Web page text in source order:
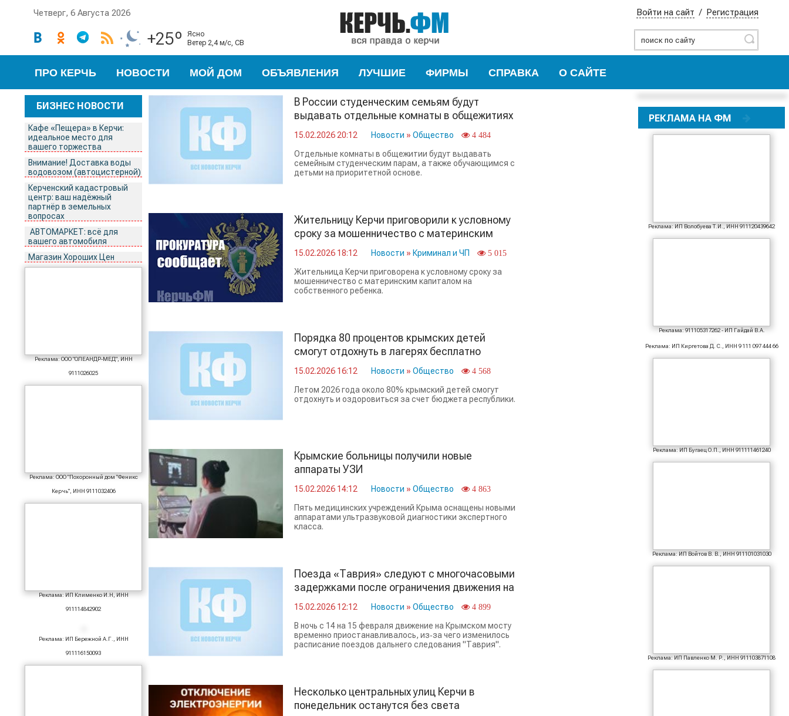
Четверг, 6 Августа 2026
Найти
Войти на сайт / Регистрация
+25º
ясно
ветер 2,4 м/с, СВ
ПРО КЕРЧЬ НОВОСТИ МОЙ ДОМ ОБЪЯВЛЕНИЯ ЛУЧШИЕ ФИРМЫ СПРАВКА О САЙТЕ
БИЗНЕС НОВОСТИ
Кафе «Пещера» в Керчи:
идеальное место для
вашего торжества
Внимание! Доставка воды
водовозом (автоцистерной)
Керченский кадастровый
центр: ваш надёжный
партнёр в земельных
вопросах
АВТОМАРКЕТ: всё для
вашего автомобиля
Магазин Хороших Цен
Реклама: ООО "ОЛЕАНДР-МЕД", ИНН
9111026025
Реклама: ООО "Похоронный дом "Феникс
Керчь", ИНН 9111032406
Реклама: ИП Клименко И.Н, ИНН
911114842902
Реклама: ИП Бережной А.Г., ИНН
911116150093
В России студенческим семьям будут
выдавать отдельные комнаты в общежитиях
15.02.2026 20:12 Новости » Общество 4 484
Отдельные комнаты в общежитии будут выдавать
семейным студенческим парам, а также обучающимся с
детьми на приоритетной основе.
Жительницу Керчи приговорили к условному
сроку за мошенничество с материнским
капиталом
15.02.2026 18:12 Новости » Криминал и ЧП 5 015
Жительница Керчи приговорена к условному сроку за
мошенничество с материнским капиталом на
собственного ребенка.
Порядка 80 процентов крымских детей
смогут отдохнуть в лагерях бесплатно
15.02.2026 16:12 Новости » Общество 4 568
Летом 2026 года около 80% крымский детей смогут
отдохнуть и оздоровиться за счет бюджета республики.
Крымские больницы получили новые
аппараты УЗИ
15.02.2026 14:12 Новости » Общество 4 863
Пять медицинских учреждений Крыма оснащены новыми
аппаратами ультразвуковой диагностики экспертного
класса.
Поезда «Таврия» следуют с многочасовыми
задержками после ограничения движения на
Крымском мосту
15.02.2026 12:12 Новости » Общество 4 899
В ночь с 14 на 15 февраля движение на Крымском мосту
временно приостанавливалось, из‑за чего изменилось
расписание поездов дальнего следования "Таврия".
Несколько центральных улиц Керчи в
понедельник останутся без света
РЕКЛАМА НА ФМ
Реклама: ИП Волобуева Т.И., ИНН 911120439642
Реклама: 911105317262 - ИП Гайдай В.А.
Реклама: ИП Киргетова Д. С., ИНН 9 111 097 444 66
Реклама: ИП Бугаец О.П., ИНН 911111461240
Реклама: ИП Войтов В. В., ИНН 911101031030
Реклама: ИП Павленко М. Р., ИНН 911103871108